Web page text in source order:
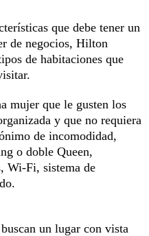
que debe tener un
de negocios, Hilton
de habitaciones que
mujer que le gusten los
y que no requiera
de incomodidad,
o doble Queen,
Wi-Fi, sistema de
un lugar con vista